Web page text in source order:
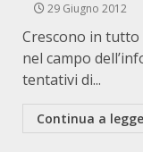
29 Giugno 2012
Crescono in
nel campo
tentativi di...
Continua a